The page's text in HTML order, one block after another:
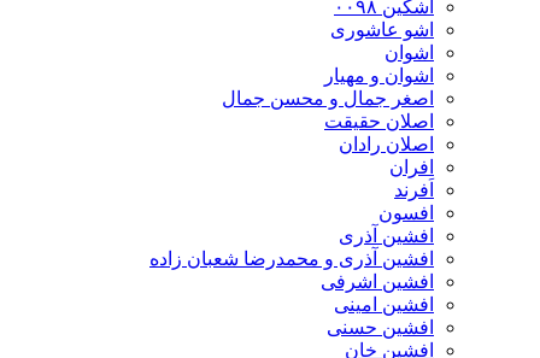
اشکین ۰۰۹۸
اشو عاشوری
اشوان
اشوان و مهیار
اصغر جمال و محسن جمال
اصلان حقیقت
اصلان رادان
افران
اَفرند
افسون
افشین آذری
افشین آذری و محمدرضا شعبان زاده
افشین اشرفی
افشین امینی
افشین حسنی
افشین خان